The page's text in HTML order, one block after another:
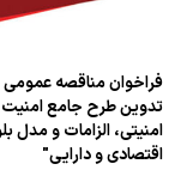
فراخوان مناقصه عمومی
تدوین طرح جامع امنیت
امنیتی، الزامات و مدل
اقتصادی و دارایی"